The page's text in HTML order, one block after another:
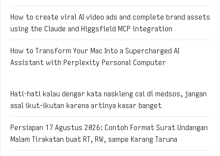
How to create viral AI video ads and complete brand assets
using the Claude and Higgsfield MCP integration
How to Transform Your Mac Into a Supercharged AI
Assistant with Perplexity Personal Computer
Hati-hati kalau dengar kata naskleng cai di medsos, jangan
asal ikut-ikutan karena artinya kasar banget
Persiapan 17 Agustus 2026: Contoh Format Surat Undangan
Malam Tirakatan buat RT, RW, sampe Karang Taruna